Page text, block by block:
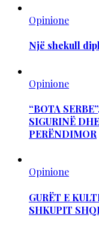
Opinione
Një shekull
Opinione
“BOTA
SIGURINË
PERËNDIMOR
Opinione
GURËT E
SHKUPIT